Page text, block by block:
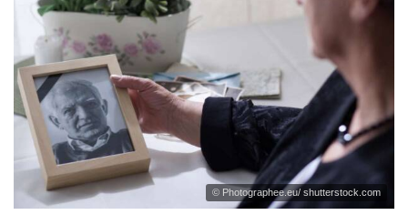
© Photographee.eu/ shutterstock.com